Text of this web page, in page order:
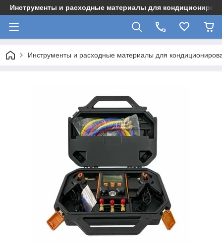
Инструменты и расходные материалы для
Инструменты и расходные материалы для